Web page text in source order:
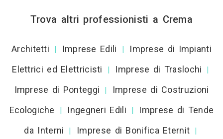
Trova altri professionisti a Crema
Architetti | Imprese Edili |
Imprese di Impianti
Elettrici ed Elettricisti
| Imprese di Traslochi |
Imprese di Ponteggi |
Imprese di Costruzioni
Ecologiche
| Ingegneri Edili |
Imprese di Tende
da Interni
| Imprese di Bonifica Eternit |